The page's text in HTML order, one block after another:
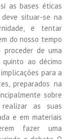
as bases éticas
situar-se na
e tentar
do nosso tempo
proceder de uma
ao décimo
para a
preparados na
sobre
as suas
e em materiais
fazer uma